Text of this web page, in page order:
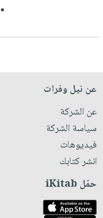
1
عن نيل وفرات
عن الشركة
سياسة الشركة
فيديوهات
انشر كتابك
حمّل iKitab